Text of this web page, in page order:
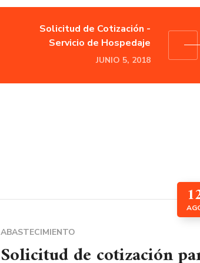
Solicitud de Cotización -
Servicio de Hospedaje
JUNIO 5, 2018
ABASTECIMIENTO
Solicitud de cotización